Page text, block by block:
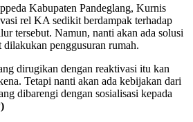
Kabupaten Pandeglang, Kurnis
rel KA sedikit berdampak terhadap
tersebut. Namun, nanti akan ada solusi
dilakukan penggusuran rumah.
dirugikan dengan reaktivasi itu kan
Tetapi nanti akan ada kebijakan dari
dibarengi dengan sosialisasi kepada